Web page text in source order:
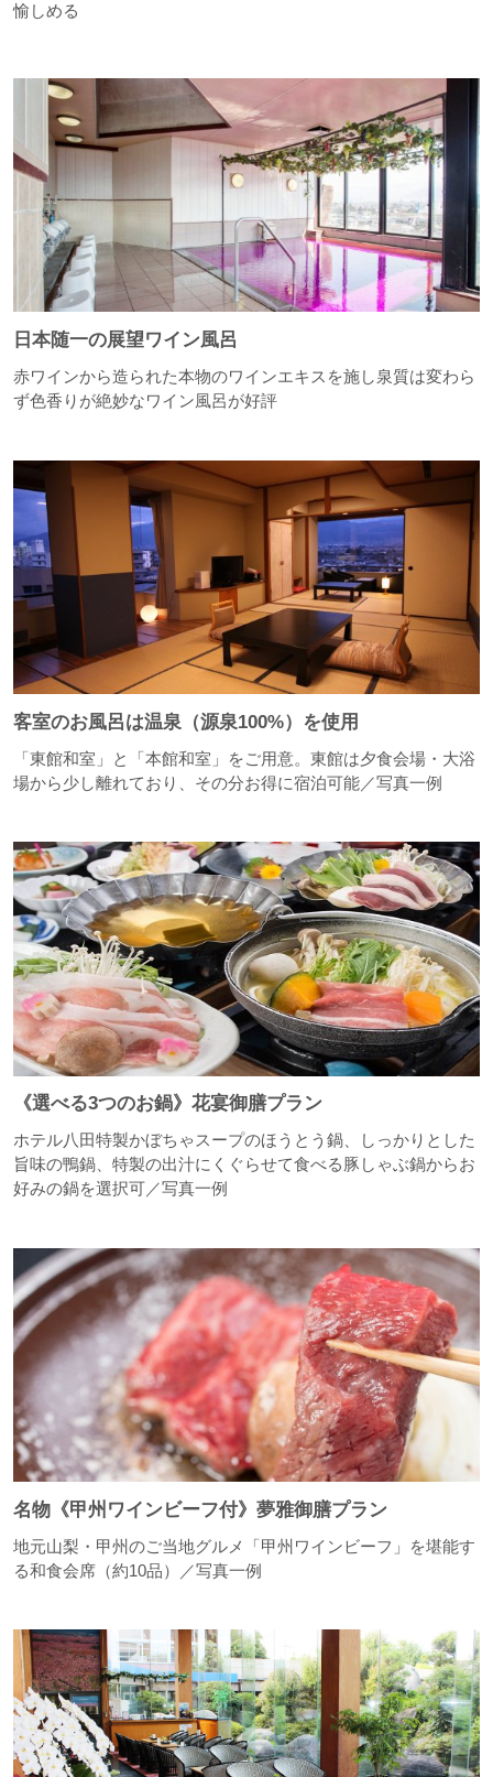
愉しめる
日本随一の展望ワイン風呂
赤ワインから造られた本物のワインエキスを施し泉質は変わら
ず色香りが絶妙なワイン風呂が好評
客室のお風呂は温泉（源泉100%）を使用
「東館和室」と「本館和室」をご用意。東館は夕食会場・大浴
場から少し離れており、その分お得に宿泊可能／写真一例
《選べる3つのお鍋》花宴御膳プラン
ホテル八田特製かぼちゃスープのほうとう鍋、しっかりとした
旨味の鴨鍋、特製の出汁にくぐらせて食べる豚しゃぶ鍋からお
好みの鍋を選択可／写真一例
名物《甲州ワインビーフ付》夢雅御膳プラン
地元山梨・甲州のご当地グルメ「甲州ワインビーフ」を堪能す
る和食会席（約10品）／写真一例